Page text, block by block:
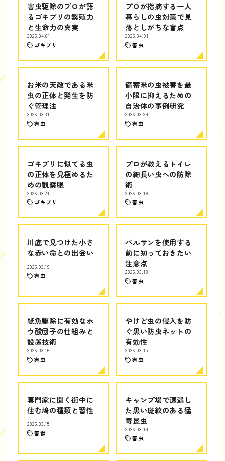
害虫駆除のプロが語
るゴキブリの繁殖力
と生命力の真実
2026.04.01
ゴキブリ
プロが指摘する一人
暮らしの虫対策で見
落としがちな盲点
2026.04.01
害虫
お米の天敵である米
虫の正体と発生を防
ぐ管理法
2026.03.31
害虫
備蓄米の虫被害を最
小限に抑えるための
自治体の事例研究
2026.03.24
害虫
ゴキブリに似てる虫
の正体を見極めるた
めの観察眼
2026.03.21
ゴキブリ
プロが教えるトイレ
の細長い虫への防除
術
2026.03.19
害虫
川底で見つけた小さ
な赤い命との出会い
2026.03.19
害虫
バルサンを使用する
前に知っておきたい
注意点
2026.03.18
害虫
紙魚駆除に有効なホ
ウ酸団子の仕組みと
設置技術
2026.03.16
害虫
やけど虫の侵入を防
ぐ黒い防虫ネットの
有効性
2026.03.15
害虫
専門家に聞く街中に
住む鳩の種類と習性
2026.03.15
害獣
キャンプ場で遭遇し
た黒い斑紋のある猛
毒昆虫
2026.03.14
害虫